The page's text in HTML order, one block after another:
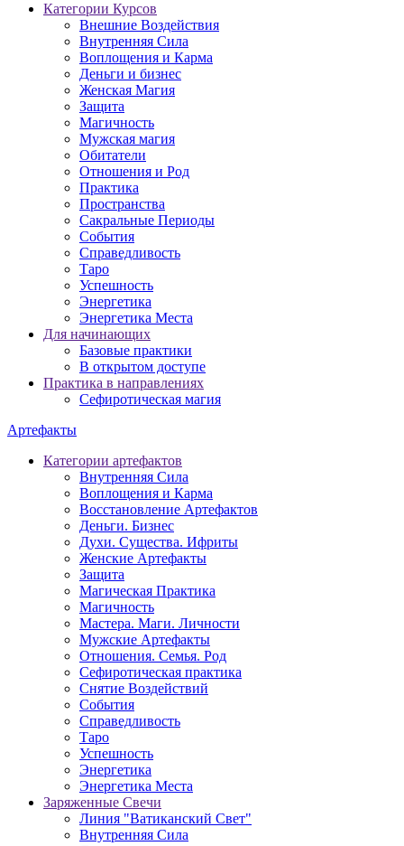
Категории Курсов
Внешние Воздействия
Внутренняя Сила
Воплощения и Карма
Деньги и бизнес
Женская Магия
Защита
Магичность
Мужская магия
Обитатели
Отношения и Род
Практика
Пространства
Сакральные Периоды
События
Справедливость
Таро
Успешность
Энергетика
Энергетика Места
Для начинающих
Базовые практики
В открытом доступе
Практика в направлениях
Сефиротическая магия
Артефакты
Категории артефактов
Внутренняя Сила
Воплощения и Карма
Восстановление Артефактов
Деньги. Бизнес
Духи. Существа. Ифриты
Женские Артефакты
Защита
Магическая Практика
Магичность
Мастера. Маги. Личности
Мужские Артефакты
Отношения. Семья. Род
Сефиротическая практика
Снятие Воздействий
События
Справедливость
Таро
Успешность
Энергетика
Энергетика Места
Заряженные Свечи
Линия "Ватиканский Свет"
Внутренняя Сила